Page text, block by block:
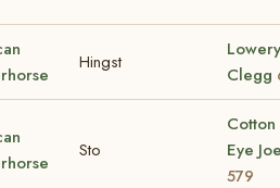
Hingst
Lowery
Clegg
Sto
Cotton
Eye
579